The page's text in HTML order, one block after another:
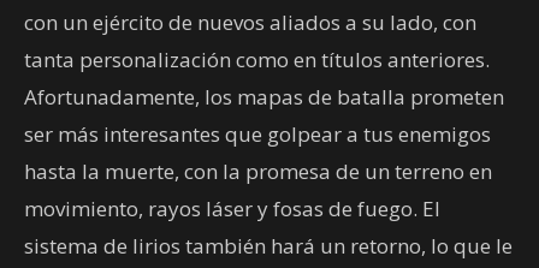
con un ejército de nuevos aliados a su lado, con
tanta personalización como en títulos anteriores.
Afortunadamente, los mapas de batalla prometen
ser más interesantes que golpear a tus enemigos
hasta la muerte, con la promesa de un terreno en
movimiento, rayos láser y fosas de fuego. El
sistema de lirios también hará un retorno, lo que le